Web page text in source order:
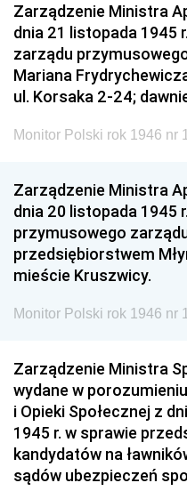
Zarządzenie Ministra
dnia 21 listopada 1945
zarządu
Mariana
ul. Korsaka 2-24;
Monitor Polski rok 1946 nr
Zarządzenie Ministra
dnia 20 listopada 1945
przymusowego
przedsiębiorstwem
mieście Kruszwicy.
Monitor Polski rok 1946 nr
Zarządzenie Ministra
wydane w
i Opieki Społecznej z
1945 r. w sprawie
kandydatów na
sądów ubezpieczeń